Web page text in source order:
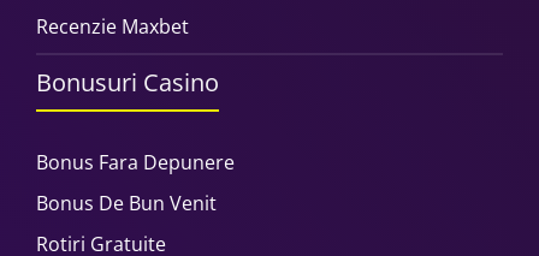
Recenzie Maxbet
Bonusuri Casino
Bonus Fara Depunere
Bonus De Bun Venit
Rotiri Gratuite